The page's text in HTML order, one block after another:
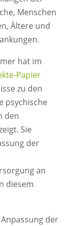
Menschen
Ältere und
hat im
Papier
zu den
psychische
den
Sie
der
an
diesem
der